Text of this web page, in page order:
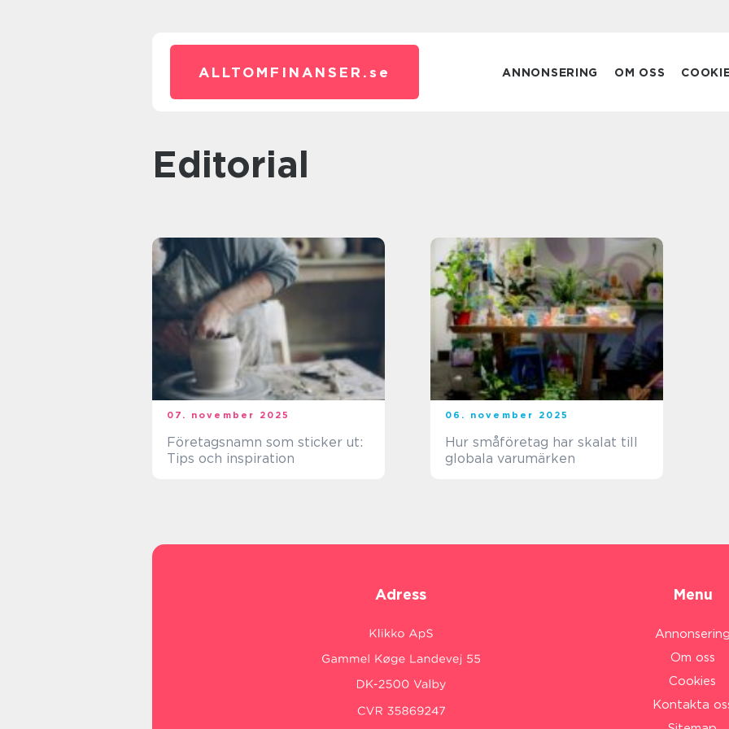
ALLTOMFINANSER. se ANNONSERING OM OSS
editorial
07. november 2025
Företagsnamn som sticker ut:
Tips och inspiration
06. november 2025
Hur småföretag har skalat till
globala varumärken
Adress Menu
Om oss
Cookies
Kontakta